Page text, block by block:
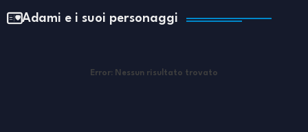
Adami e i suoi personaggi
Error: Nessun risultato trovato